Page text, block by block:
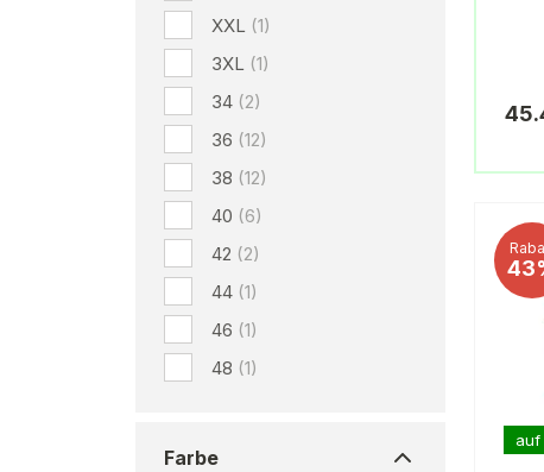
XXL (1)
3XL (1)
34 (2)
36 (12)
38 (12)
40 (6)
42 (2)
44 (1)
46 (1)
48 (1)
Farbe
auf